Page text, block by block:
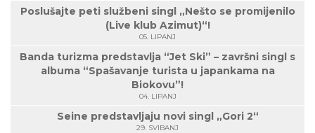
Poslušajte peti službeni singl „Nešto se promijenilo
(Live klub Azimut)“!
05. LIPANJ
Banda turizma predstavlja “Jet Ski” – završni singl s
albuma “Spašavanje turista u japankama na
Biokovu”!
04. LIPANJ
Seine predstavljaju novi singl „Gori 2“
29. SVIBANJ